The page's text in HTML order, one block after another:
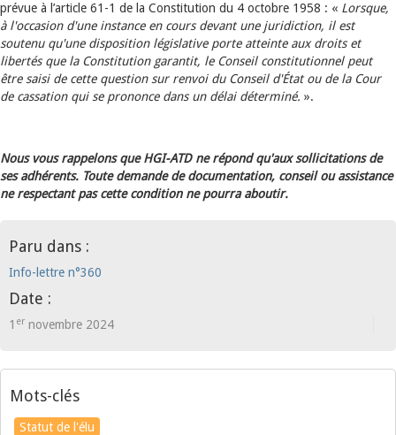
prévue à l’article 61-1 de la Constitution du 4 octobre 1958 : « Lorsque,
à l'occasion d'une instance en cours devant une juridiction, il est
soutenu qu'une disposition législative porte atteinte aux droits et
libertés que la Constitution garantit, le Conseil constitutionnel peut
être saisi de cette question sur renvoi du Conseil d'État ou de la Cour
de cassation qui se prononce dans un délai déterminé. ».
Nous vous rappelons que HGI-ATD ne répond qu'aux sollicitations de
ses adhérents. Toute demande de documentation, conseil ou assistance
ne respectant pas cette condition ne pourra aboutir.
Paru dans :
Info-lettre n°360
Date :
1 er novembre 2024
Mots-clés
Statut de l'élu